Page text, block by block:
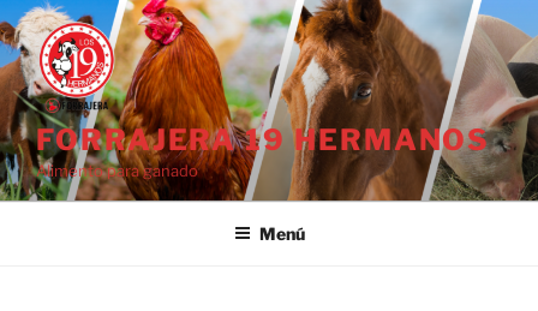
Saltar
al
contenido
FORRAJERA 19 HERMANOS
Alimento para ganado
Menú